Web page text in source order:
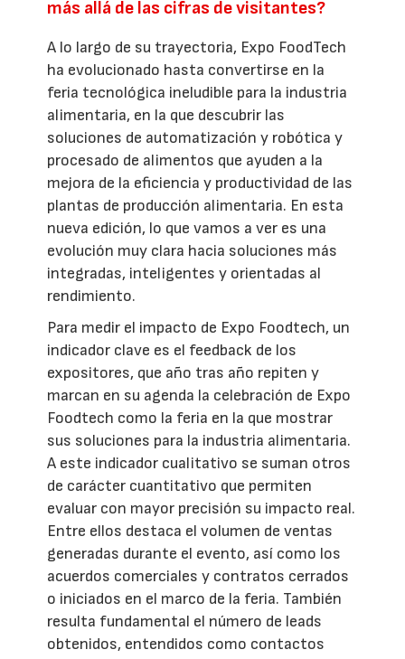
más allá de las cifras de visitantes?
A lo largo de su trayectoria, Expo FoodTech
ha evolucionado hasta convertirse en la
feria tecnológica ineludible para la industria
alimentaria, en la que descubrir las
soluciones de automatización y robótica y
procesado de alimentos que ayuden a la
mejora de la eficiencia y productividad de las
plantas de producción alimentaria. En esta
nueva edición, lo que vamos a ver es una
evolución muy clara hacia soluciones más
integradas, inteligentes y orientadas al
rendimiento.
Para medir el impacto de Expo Foodtech, un
indicador clave es el feedback de los
expositores, que año tras año repiten y
marcan en su agenda la celebración de Expo
Foodtech como la feria en la que mostrar
sus soluciones para la industria alimentaria.
A este indicador cualitativo se suman otros
de carácter cuantitativo que permiten
evaluar con mayor precisión su impacto real.
Entre ellos destaca el volumen de ventas
generadas durante el evento, así como los
acuerdos comerciales y contratos cerrados
o iniciados en el marco de la feria. También
resulta fundamental el número de leads
obtenidos, entendidos como contactos